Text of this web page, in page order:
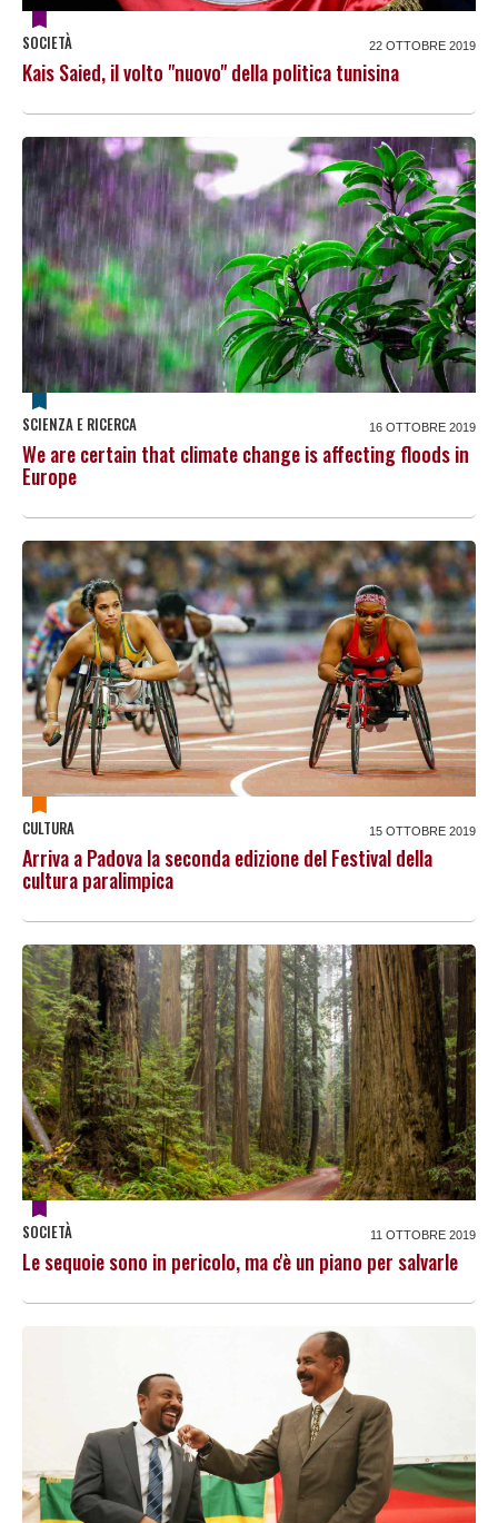
SOCIETÀ 22 OTTOBRE 2019
Kais Saied, il volto "nuovo" della politica tunisina
SCIENZA E RICERCA 16 OTTOBRE 2019
We are certain that climate change is affecting floods in
Europe
CULTURA 15 OTTOBRE 2019
Arriva a Padova la seconda edizione del Festival della
cultura paralimpica
SOCIETÀ 11 OTTOBRE 2019
Le sequoie sono in pericolo, ma c'è un piano per salvarle